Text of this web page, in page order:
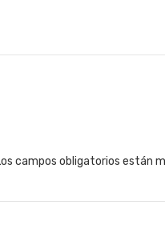
campos obligatorios están